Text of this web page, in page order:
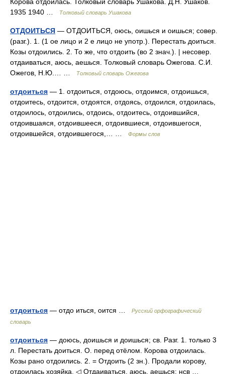
1935 1940 …
Толковый словарь Ушакова
ОТДОИТЬСЯ — ОТДОИТЬСЯ, оюсь, оишься и оишься; совер.
(разг.). 1. (1 ое лицо и 2 е лицо не употр.). Перестать доиться.
Козы отдоились. 2. То же, что отдоить (во 2 знач.). | несовер.
отдаиваться, аюсь, аешься. Толковый словарь Ожегова. С.И.
Ожегов, Н.Ю.… …
Толковый словарь Ожегова
отдоиться — 1. отдоиться, отдоюсь, отдоимся, отдоишься,
отдоитесь, отдоится, отдоятся, отдоясь, отдоился, отдоилась,
отдоилось, отдоились, отдоись, отдоитесь, отдоившийся,
отдоившаяся, отдоившееся, отдоившиеся, отдоившегося,
отдоившейся, отдоившегося,… …
Формы слов
отдоиться — отдо иться, оится …
Русский орфографический
словарь
отдоиться — доюсь, доишься и доишься; св. Разг. 1. только 3
л. Перестать доиться. О. перед отёлом. Корова отдоилась.
Козы рано отдоились. 2. = Отдоить (2 зн.). Продали корову,
отдоилась хозяйка. ◁ Отдаиваться, аюсь, аешься; нсв …